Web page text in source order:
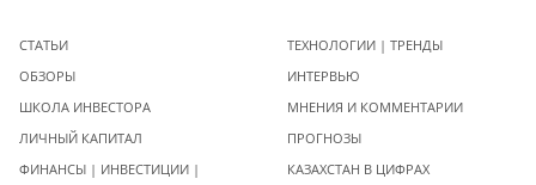
СТАТЬИ
ОБЗОРЫ
ШКОЛА ИНВЕСТОРА
ЛИЧНЫЙ КАПИТАЛ
ФИНАНСЫ | ИНВЕСТИЦИИ |
ТЕХНОЛОГИИ | ТРЕНДЫ
ИНТЕРВЬЮ
МНЕНИЯ И КОММЕНТАРИИ
ПРОГНОЗЫ
КАЗАХСТАН В ЦИФРАХ